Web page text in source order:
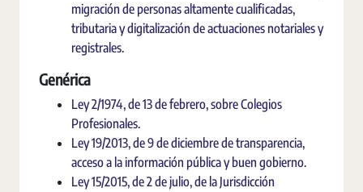
migración de personas altamente cualificadas,
tributaria y digitalización de actuaciones notariales y
registrales.
Genérica
Ley 2/1974, de 13 de febrero, sobre Colegios
Profesionales.
Ley 19/2013, de 9 de diciembre de transparencia,
acceso a la información pública y buen gobierno.
Ley 15/2015, de 2 de julio, de la Jurisdicción